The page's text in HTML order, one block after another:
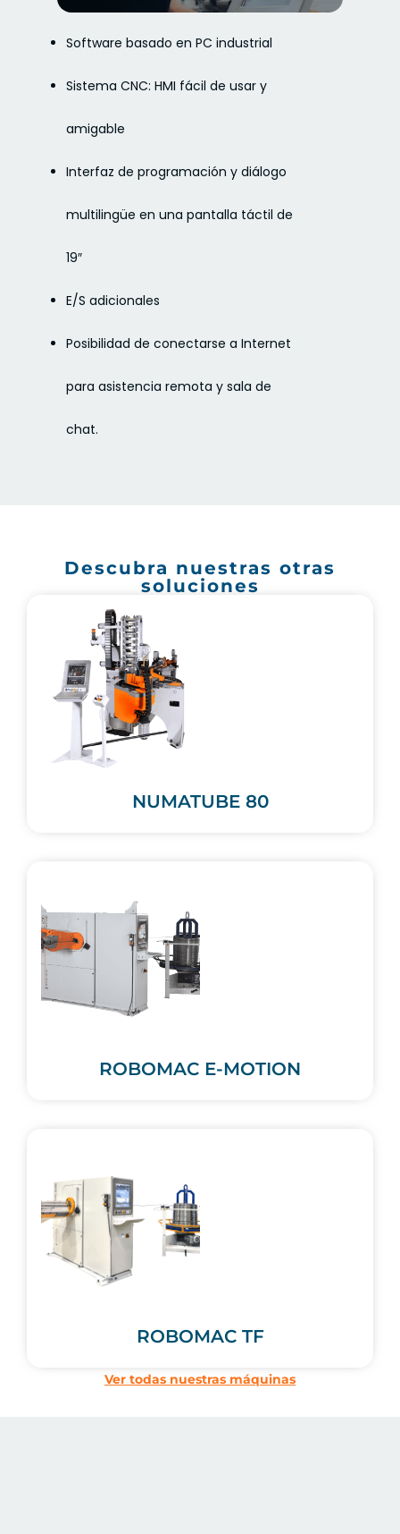
Software basado en PC industrial
Sistema CNC: HMI fácil de usar y
amigable
Interfaz de programación y diálogo
multilingüe en una pantalla táctil de
19″
E/S adicionales
Posibilidad de conectarse a Internet
para asistencia remota y sala de
chat.
Descubra nuestras otras
soluciones
NUMATUBE 80
ROBOMAC E-MOTION
ROBOMAC TF
Ver todas nuestras máquinas